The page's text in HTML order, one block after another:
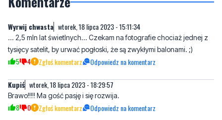
Wyrwij chwasta wtorek, 18 lipca 2023 - 15:11:34
... 2,5 mln lat świetlnych... Czekam na fotografie chociaż jednej z
tysięcy satelit, by urwać pogłoski, że są zwykłymi balonami. ;)
5 4 Zgłoś komentarz Odpowiedz na komentarz
Kupiś wtorek, 18 lipca 2023 - 18:29:57
Brawo!!!!! Ma gość pasję i się rozwija.
8 0 Zgłoś komentarz Odpowiedz na komentarz